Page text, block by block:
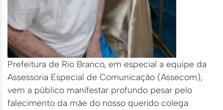
Prefeitura de Rio Branco, em especial a equipe da
Assessoria Especial de Comunicação (Assecom),
vem a público manifestar profundo pesar pelo
falecimento da mãe do nosso querido colega